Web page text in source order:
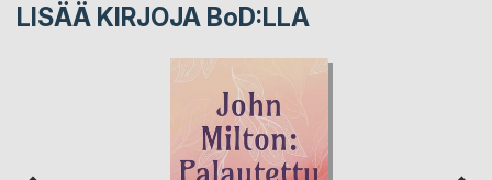
LISÄÄ KIRJOJA BoD:LLA